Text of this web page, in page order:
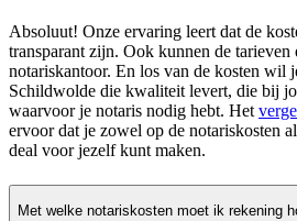
Absoluut! Onze ervaring leert dat de
transparant zijn. Ook kunnen de tarieven
notariskantoor. En los van de kosten wil
Schildwolde die kwaliteit levert, die bij
waarvoor je notaris nodig hebt. Het
ervoor dat je zowel op de notariskosten
deal voor jezelf kunt maken.
Met welke notariskosten moet ik rekening